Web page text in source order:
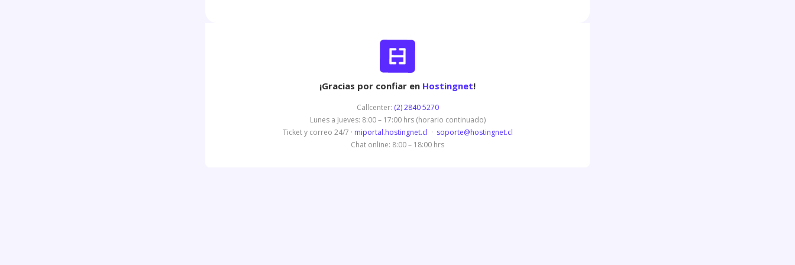
¡Gracias por confiar en Hostingnet!
Callcenter: (2) 2840 5270
Lunes a Jueves: 8:00 – 17:00 hrs (horario continuado)
Ticket y correo 24/7 · miportal.hostingnet.cl · soporte@hostingnet.cl
Chat online: 8:00 – 18:00 hrs